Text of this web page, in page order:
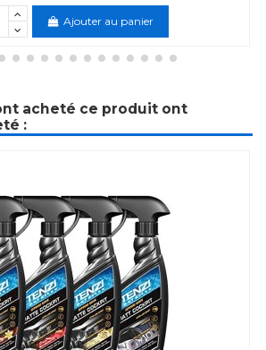
Ajouter au panier
acheté ce produit ont
: